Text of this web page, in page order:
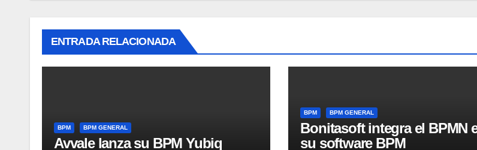
ENTRADA RELACIONADA
BPM BPM GENERAL
Avvale lanza su BPM Yubiq
BPM BPM GENERAL
Bonitasoft integra el BPMN
su software BPM